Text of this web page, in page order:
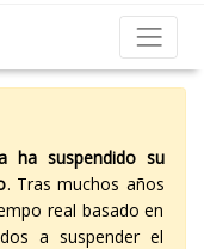
ha suspendido su
. Tras muchos años
real basado en
a suspender el